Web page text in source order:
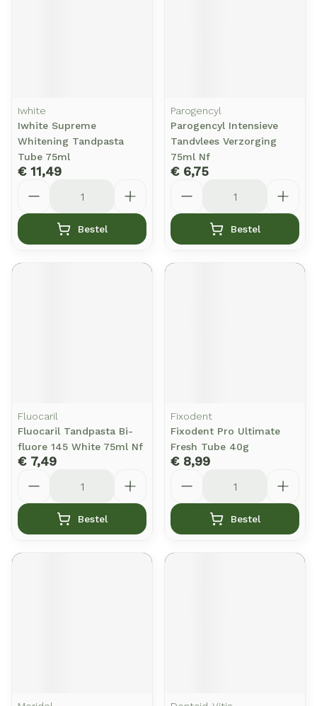
Iwhite
Iwhite Supreme
Whitening Tandpasta
Tube 75ml
€ 11,49
Bestel
Parogencyl
Parogencyl Intensieve
Tandvlees Verzorging
75ml Nf
€ 6,75
Bestel
Fluocaril
Fluocaril Tandpasta Bi-
fluore 145 White 75ml Nf
€ 7,49
Bestel
Fixodent
Fixodent Pro Ultimate
Fresh Tube 40g
€ 8,99
Bestel